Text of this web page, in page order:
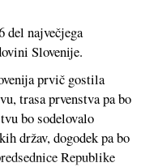
del največjega
Slovenije.
prvič gostila
trasa prvenstva pa bo
bo sodelovalo
držav, dogodek pa bo
Republike